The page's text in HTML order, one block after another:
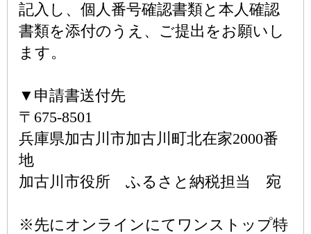
記入し、個人番号確認書類と本人確認
書類を添付のうえ、ご提出をお願いし
ます。
▼申請書送付先
〒675-8501
兵庫県加古川市加古川町北在家2000番
地
加古川市役所 ふるさと納税担当 宛
※先にオンラインにてワンストップ特